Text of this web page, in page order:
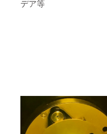
デア等